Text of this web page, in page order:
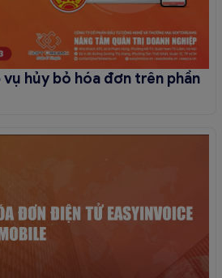
hủy bỏ hóa đơn trên phần